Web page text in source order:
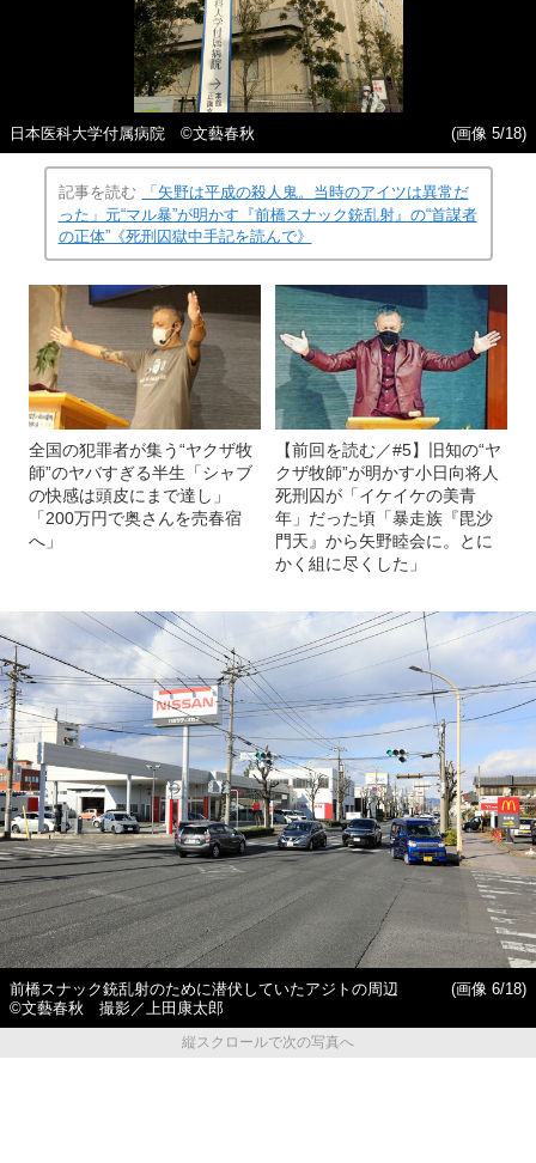
日本医科大学付属病院 ©️文藝春秋 (画像 5/18)
記事を読む
「矢野は平成の殺人鬼。当時のアイツは異常だ
った」元“マル暴”が明かす『前橋スナック銃乱射』の“首謀者
の正体”《死刑囚獄中手記を読んで》
全国の犯罪者が集う“ヤクザ牧
師”のヤバすぎる半生「シャブ
の快感は頭皮にまで達し」
「200万円で奥さんを売春宿
へ」
【前回を読む／#5】旧知の“ヤ
クザ牧師”が明かす小日向将人
死刑囚が「イケイケの美青
年」だった頃「暴走族『毘沙
門天』から矢野睦会に。とに
かく組に尽くした」
前橋スナック銃乱射のために潜伏していたアジトの周辺
©️文藝春秋 撮影／上田康太郎
(画像 6/18)
縦スクロールで次の写真へ